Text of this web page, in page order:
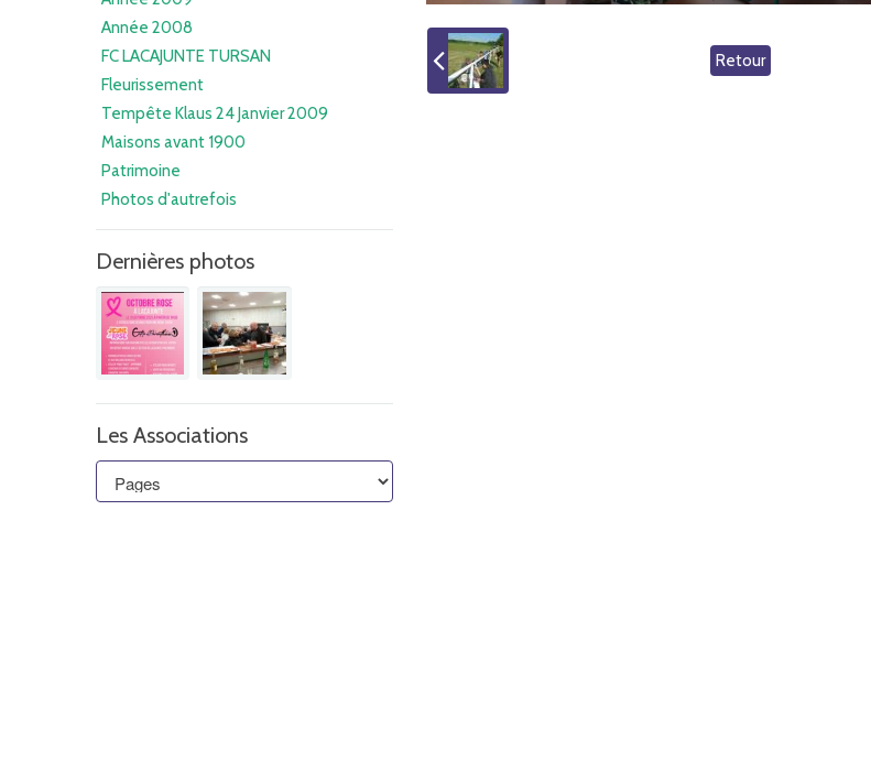
Année 2008
FC LACAJUNTE TURSAN
Fleurissement
Tempête Klaus 24 Janvier 2009
Maisons avant 1900
Patrimoine
Photos d'autrefois
Dernières photos
Les Associations
Retour